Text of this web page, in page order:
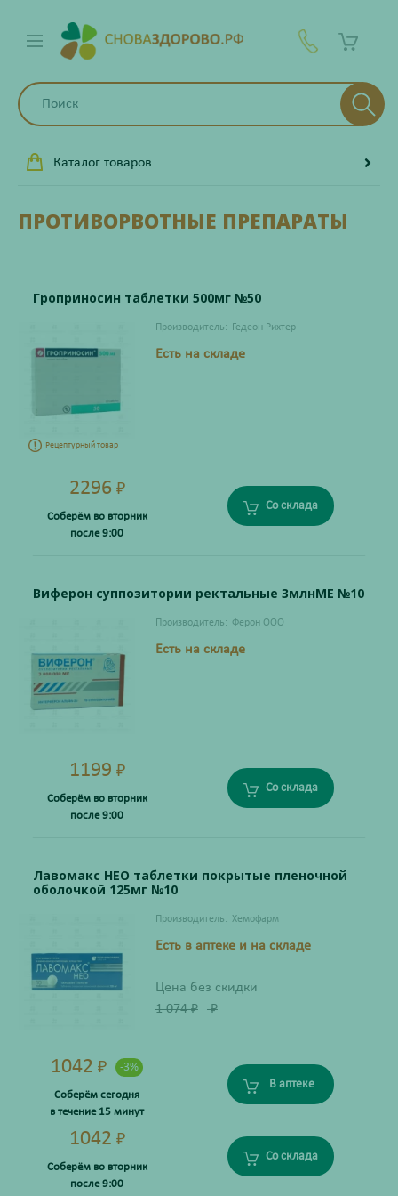
Каталог товаров
ПРОТИВОРВОТНЫЕ ПРЕПАРАТЫ
Гроприносин таблетки 500мг №50
Рецептурный товар
Производитель: Гедеон Рихтер
Есть на складе
2296 ₽
Соберём во вторник
после 9:00
Со склада
Виферон суппозитории ректальные 3млнМЕ №10
Производитель: Ферон ООО
Есть на складе
1199 ₽
Соберём во вторник
после 9:00
Со склада
Лавомакс НЕО таблетки покрытые пленочной
оболочкой 125мг №10
Производитель: Хемофарм
Есть в аптеке и на складе
Цена без скидки
1 074₽ ₽
1042 ₽ -3%
Соберём сегодня
в течение 15 минут
В аптеке
1042 ₽
Соберём во вторник
после 9:00
Со склада